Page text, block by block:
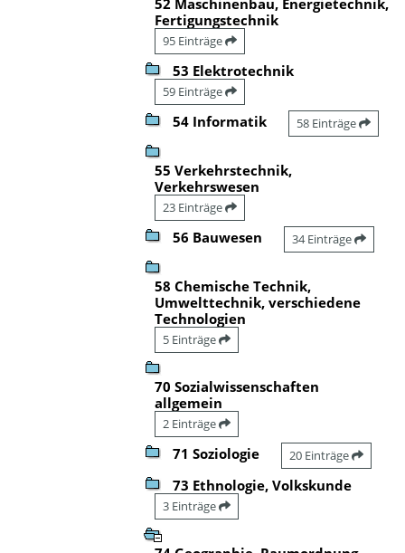
Fertigungstechnik
95 Einträge
53 Elektrotechnik
59 Einträge
54 Informatik 58 Einträge
55 Verkehrstechnik,
Verkehrswesen
23 Einträge
56 Bauwesen 34 Einträge
58 Chemische Technik,
Umwelttechnik, verschiedene
Technologien
5 Einträge
70 Sozialwissenschaften
allgemein
2 Einträge
71 Soziologie 20 Einträge
73 Ethnologie, Volkskunde
3 Einträge